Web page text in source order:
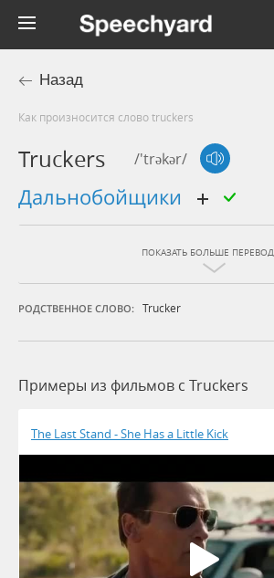
Назад
Как произносится слово truckers
Truckers /'trəkər/
дальнобойщики
ПОКАЗАТЬ БОЛЬШЕ
РОДСТВЕННОЕ СЛОВО: Trucker
Примеры из фильмов c Truckers
The Last Stand - She Has a Little Kick